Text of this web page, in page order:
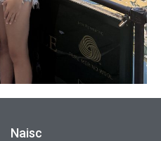
Naisc